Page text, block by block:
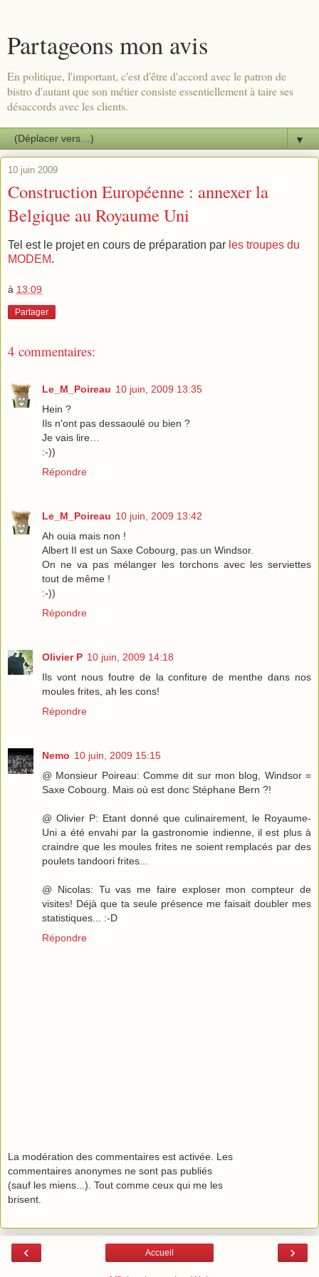
Partageons mon avis
En politique, l'important, c'est d'être d'accord avec le patron de
bistro d'autant que son métier consiste essentiellement à taire ses
désaccords avec les clients.
▼
10 juin 2009
Construction Européenne : annexer la
Belgique au Royaume Uni
Tel est le projet en cours de préparation par les troupes du
MODEM.
à 13:09
Partager
4 commentaires:
Le_M_Poireau 10 juin, 2009 13:35
Hein ?
Ils n'ont pas dessaoulé ou bien ?
Je vais lire…
:-))
Répondre
Le_M_Poireau 10 juin, 2009 13:42
Ah ouia mais non !
Albert II est un Saxe Cobourg, pas un Windsor.
On ne va pas mélanger les torchons avec les serviettes
tout de même !
:-))
Répondre
Olivier P 10 juin, 2009 14:18
Ils vont nous foutre de la confiture de menthe dans nos
moules frites, ah les cons!
Répondre
Nemo 10 juin, 2009 15:15
@ Monsieur Poireau: Comme dit sur mon blog, Windsor =
Saxe Cobourg. Mais où est donc Stéphane Bern ?!
@ Olivier P: Etant donné que culinairement, le Royaume-
Uni a été envahi par la gastronomie indienne, il est plus à
craindre que les moules frites ne soient remplacés par des
poulets tandoori frites...
@ Nicolas: Tu vas me faire exploser mon compteur de
visites! Déjà que ta seule présence me faisait doubler mes
statistiques... :-D
Répondre
La modération des commentaires est activée. Les
commentaires anonymes ne sont pas publiés
(sauf les miens...). Tout comme ceux qui me les
brisent.
‹ ›
Accueil